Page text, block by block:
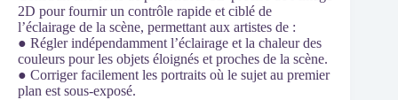
2D pour fournir un contrôle rapide et ciblé de
l’éclairage de la scène, permettant aux artistes de :
● Régler indépendamment l’éclairage et la chaleur des
couleurs pour les objets éloignés et proches de la scène.
● Corriger facilement les portraits où le sujet au premier
plan est sous-exposé.